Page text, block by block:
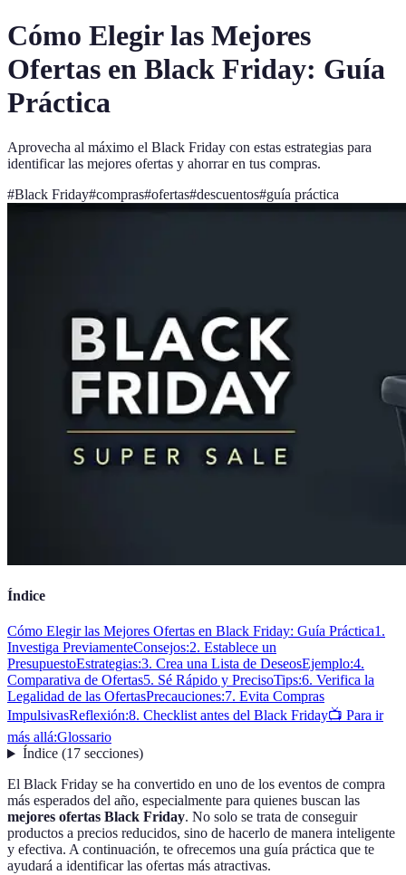
Cómo Elegir las Mejores
Ofertas en Black Friday: Guía
Práctica
Aprovecha al máximo el Black Friday con estas estrategias para
identificar las mejores ofertas y ahorrar en tus compras.
#Black Friday#compras#ofertas#descuentos#guía práctica
Índice
Cómo Elegir las Mejores Ofertas en Black Friday: Guía Práctica1.
Investiga PreviamenteConsejos:2. Establece un
PresupuestoEstrategias:3. Crea una Lista de DeseosEjemplo:4.
Comparativa de Ofertas5. Sé Rápido y PrecisoTips:6. Verifica la
Legalidad de las OfertasPrecauciones:7. Evita Compras
ImpulsivasReflexión:8. Checklist antes del Black Friday📺 Para ir
más allá:Glossario
Índice(17 secciones)
El Black Friday se ha convertido en uno de los eventos de compra
más esperados del año, especialmente para quienes buscan las
mejores ofertas Black Friday. No solo se trata de conseguir
productos a precios reducidos, sino de hacerlo de manera inteligente
y efectiva. A continuación, te ofrecemos una guía práctica que te
ayudará a identificar las ofertas más atractivas.